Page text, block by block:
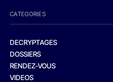
CATEGORIES
DECRYPTAGES
DOSSIERS
RENDEZ-VOUS
VIDEOS